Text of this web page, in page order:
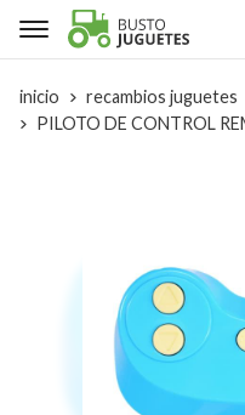
inicio
recambios juguetes
PILOTO DE CONTROL